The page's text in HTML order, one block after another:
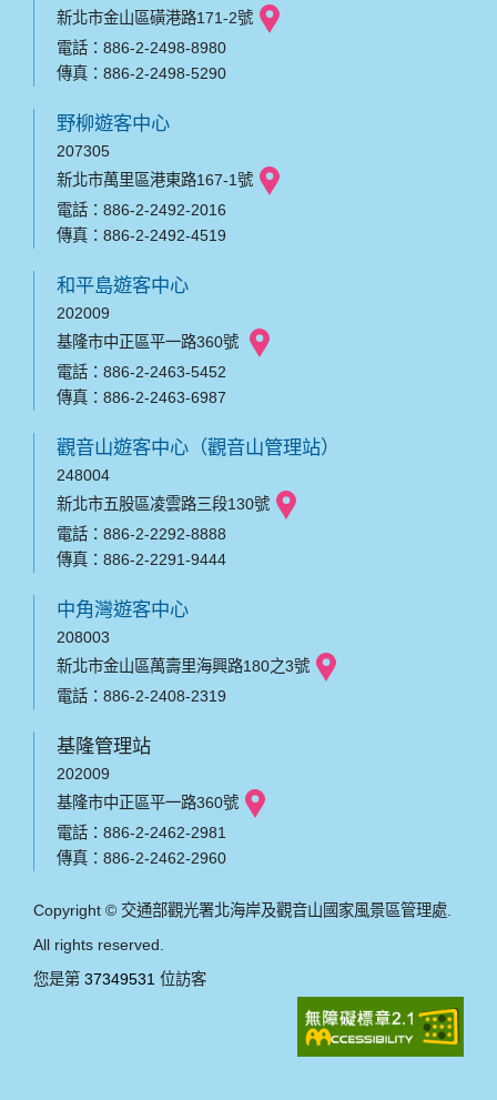
新北市金山區磺港路171-2號
電話：886-2-2498-8980
傳真：886-2-2498-5290
野柳遊客中心
207305
新北市萬里區港東路167-1號
電話：886-2-2492-2016
傳真：886-2-2492-4519
和平島遊客中心
202009
基隆市中正區平一路360號
電話：886-2-2463-5452
傳真：886-2-2463-6987
觀音山遊客中心（觀音山管理站）
248004
新北市五股區凌雲路三段130號
電話：886-2-2292-8888
傳真：886-2-2291-9444
中角灣遊客中心
208003
新北市金山區萬壽里海興路180之3號
電話：886-2-2408-2319
基隆管理站
202009
基隆市中正區平一路360號
電話：886-2-2462-2981
傳真：886-2-2462-2960
Copyright © 交通部觀光署北海岸及觀音山國家風景區管理處.
All rights reserved.
您是第 37349531 位訪客